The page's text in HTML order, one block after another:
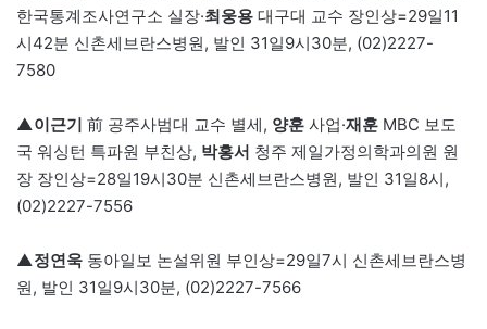
한국통계조사연구소 실장·최웅용 대구대 교수 장인상=29일11
시42분 신촌세브란스병원, 발인 31일9시30분, (02)2227-
7580
▲이근기 前 공주사범대 교수 별세, 양훈 사업·재훈 MBC 보도
국 워싱턴 특파원 부친상, 박홍서 청주 제일가정의학과의원 원
장 장인상=28일19시30분 신촌세브란스병원, 발인 31일8시,
(02)2227-7556
▲정연욱 동아일보 논설위원 부인상=29일7시 신촌세브란스병
원, 발인 31일9시30분, (02)2227-7566